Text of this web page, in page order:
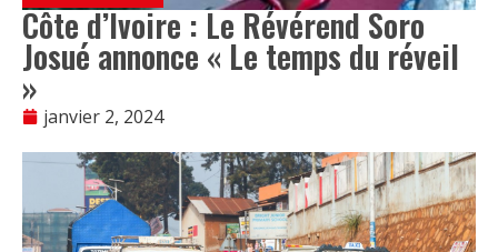
Côte d’Ivoire : Le Révérend Soro
Josué annonce « Le temps du réveil
»
janvier 2, 2024